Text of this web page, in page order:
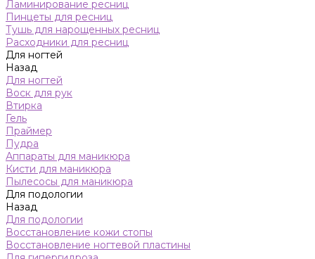
Ламинирование ресниц
Пинцеты для ресниц
Тушь для нарощенных ресниц
Расходники для ресниц
Для ногтей
Назад
Для ногтей
Воск для рук
Втирка
Гель
Праймер
Пудра
Аппараты для маникюра
Кисти для маникюра
Пылесосы для маникюра
Для подологии
Назад
Для подологии
Восстановление кожи стопы
Восстановление ногтевой пластины